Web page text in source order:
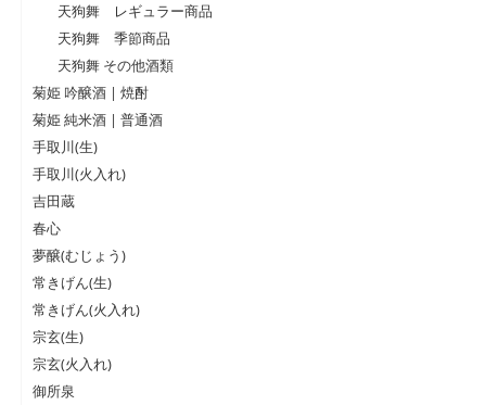
天狗舞 レギュラー商品
天狗舞 季節商品
天狗舞 その他酒類
菊姫 吟醸酒 | 焼酎
菊姫 純米酒 | 普通酒
手取川(生)
手取川(火入れ)
吉田蔵
春心
夢醸(むじょう)
常きげん(生)
常きげん(火入れ)
宗玄(生)
宗玄(火入れ)
御所泉